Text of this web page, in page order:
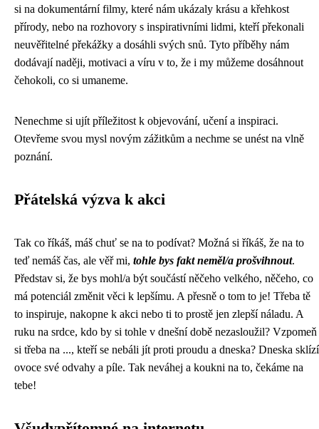
si na dokumentární filmy, které nám ukázaly krásu a křehkost
přírody, nebo na rozhovory s inspirativními lidmi, kteří překonali
neuvěřitelné překážky a dosáhli svých snů. Tyto příběhy nám
dodávají naději, motivaci a víru v to, že i my můžeme dosáhnout
čehokoli, co si umaneme.
Nenechme si ujít příležitost k objevování, učení a inspiraci.
Otevřeme svou mysl novým zážitkům a nechme se unést na vlně
poznání.
Přátelská výzva k akci
Tak co říkáš, máš chuť se na to podívat? Možná si říkáš, že na to
teď nemáš čas, ale věř mi, tohle bys fakt neměl/a prošvihnout.
Představ si, že bys mohl/a být součástí něčeho velkého, něčeho, co
má potenciál změnit věci k lepšímu. A přesně o tom to je! Třeba tě
to inspiruje, nakopne k akci nebo ti to prostě jen zlepší náladu. A
ruku na srdce, kdo by si tohle v dnešní době nezasloužil? Vzpomeň
si třeba na ..., kteří se nebáli jít proti proudu a dneska? Dneska sklízí
ovoce své odvahy a píle. Tak neváhej a koukni na to, čekáme na
tebe!